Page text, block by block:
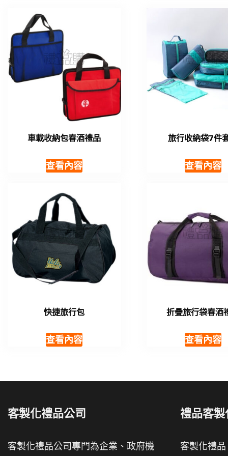
車載收納包春酒禮品
查看內容
旅行收納袋7件
查看內容
快捷旅行包
查看內容
折疊旅行袋春酒
查看內容
客製化禮品公司
客製化禮品公司專門為企業、政府機
禮品客製
客製化禮品